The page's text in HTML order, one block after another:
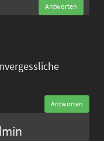
Antworten
Antworten